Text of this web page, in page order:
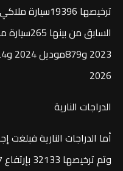
2026
الدراجات النارية
أما الدراجات النارية فبلغت